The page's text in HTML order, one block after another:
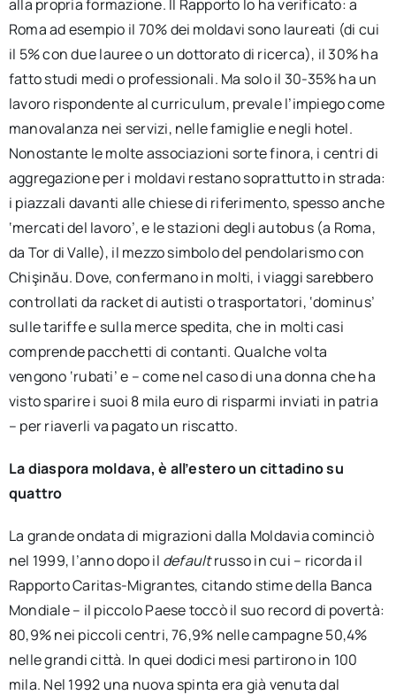
alla propria formazione. Il Rapporto lo ha verificato: a
Roma ad esempio il 70% dei moldavi sono laureati (di cui
il 5% con due lauree o un dottorato di ricerca), il 30% ha
fatto studi medi o professionali. Ma solo il 30-35% ha un
lavoro rispondente al curriculum, prevale l’impiego come
manovalanza nei servizi, nelle famiglie e negli hotel.
Nonostante le molte associazioni sorte finora, i centri di
aggregazione per i moldavi restano soprattutto in strada:
i piazzali davanti alle chiese di riferimento, spesso anche
‘mercati del lavoro’, e le stazioni degli autobus (a Roma,
da Tor di Valle), il mezzo simbolo del pendolarismo con
Chişinău. Dove, confermano in molti, i viaggi sarebbero
controllati da racket di autisti o trasportatori, ‘dominus’
sulle tariffe e sulla merce spedita, che in molti casi
comprende pacchetti di contanti. Qualche volta
vengono ‘rubati’ e – come nel caso di una donna che ha
visto sparire i suoi 8 mila euro di risparmi inviati in patria
– per riaverli va pagato un riscatto.
La diaspora moldava, è all’estero un cittadino su
quattro
La grande ondata di migrazioni dalla Moldavia cominciò
nel 1999, l’anno dopo il defaultrusso in cui – ricorda il
Rapporto Caritas-Migrantes, citando stime della Banca
Mondiale – il piccolo Paese toccò il suo record di povertà:
80,9% nei piccoli centri, 76,9% nelle campagne 50,4%
nelle grandi città. In quei dodici mesi partirono in 100
mila. Nel 1992 una nuova spinta era già venuta dal